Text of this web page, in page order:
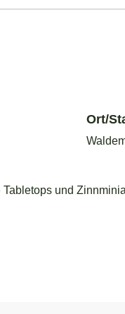
Ort/
und